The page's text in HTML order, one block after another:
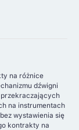
na różnice
dźwigni
przekraczających
na instrumentach
wystawienia się
kontrakty na